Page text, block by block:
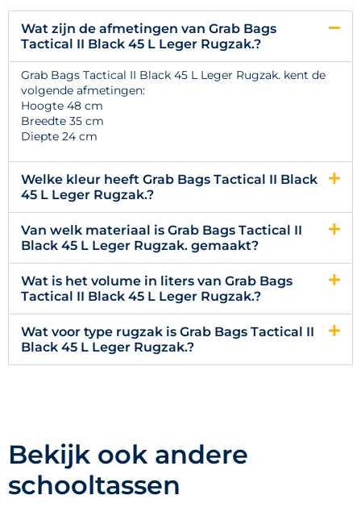
Wat zijn de afmetingen van Grab Bags
Tactical II Black 45 L Leger Rugzak.?
Grab Bags Tactical II Black 45 L Leger Rugzak. kent de
volgende afmetingen:
Hoogte 48 cm
Breedte 35 cm
Diepte 24 cm
Welke kleur heeft Grab Bags Tactical II Black
45 L Leger Rugzak.?
Van welk materiaal is Grab Bags Tactical II
Black 45 L Leger Rugzak. gemaakt?
Wat is het volume in liters van Grab Bags
Tactical II Black 45 L Leger Rugzak.?
Wat voor type rugzak is Grab Bags Tactical II
Black 45 L Leger Rugzak.?
Bekijk ook andere
schooltassen